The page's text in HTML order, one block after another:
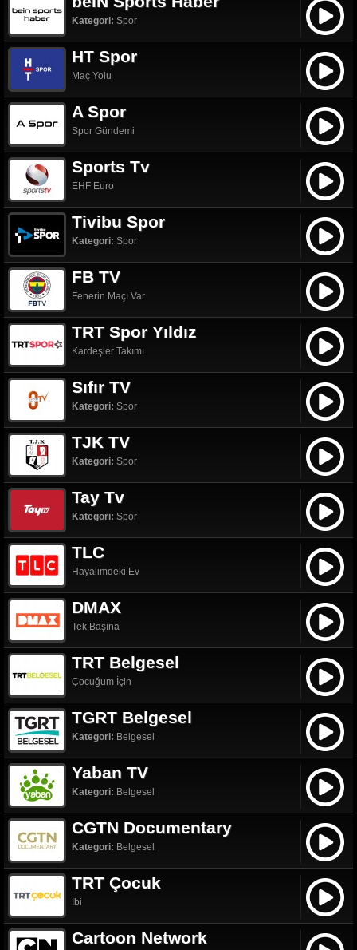
Kategori: Spor
HT Spor
Maç Yolu
A Spor
Spor Gündemi
Sports Tv
EHF Euro
Tivibu Spor
Kategori: Spor
FB TV
Fenerin Maçı Var
TRT Spor Yıldız
Kardeşler Takımı
Sıfır TV
Kategori: Spor
TJK TV
Kategori: Spor
Tay Tv
Kategori: Spor
TLC
Hayalimdeki Ev
DMAX
Tek Başına
TRT Belgesel
Çocuğum İçin
TGRT Belgesel
Kategori: Belgesel
Yaban TV
Kategori: Belgesel
CGTN Documentary
Kategori: Belgesel
TRT Çocuk
İbi
Cartoon Network